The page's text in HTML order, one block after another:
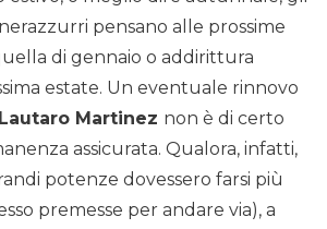
pensano alle prossime
di gennaio o addirittura
estate. Un eventuale rinnovo
Lautaro Martinez non è di certo
assicurata. Qualora, infatti,
potenze dovessero farsi più
premesse per andare via), a